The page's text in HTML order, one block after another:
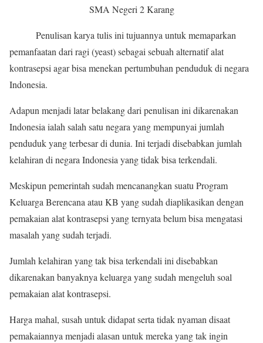
SMA Negeri 2 Karang
Penulisan karya tulis ini tujuannya untuk memaparkan
pemanfaatan dari ragi (yeast) sebagai sebuah alternatif alat
kontrasepsi agar bisa menekan pertumbuhan penduduk di negara
Indonesia.
Adapun menjadi latar belakang dari penulisan ini dikarenakan
Indonesia ialah salah satu negara yang mempunyai jumlah
penduduk yang terbesar di dunia. Ini terjadi disebabkan jumlah
kelahiran di negara Indonesia yang tidak bisa terkendali.
Meskipun pemerintah sudah mencanangkan suatu Program
Keluarga Berencana atau KB yang sudah diaplikasikan dengan
pemakaian alat kontrasepsi yang ternyata belum bisa mengatasi
masalah yang sudah terjadi.
Jumlah kelahiran yang tak bisa terkendali ini disebabkan
dikarenakan banyaknya keluarga yang sudah mengeluh soal
pemakaian alat kontrasepsi.
Harga mahal, susah untuk didapat serta tidak nyaman disaat
pemakaiannya menjadi alasan untuk mereka yang tak ingin